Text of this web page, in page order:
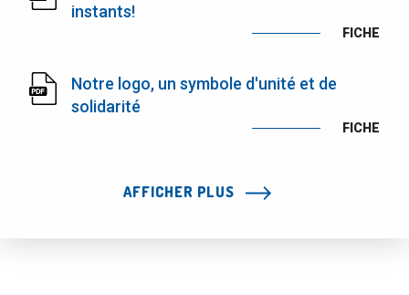
instants!
FICHE
Notre logo, un symbole d'unité et de
solidarité
FICHE
AFFICHER PLUS